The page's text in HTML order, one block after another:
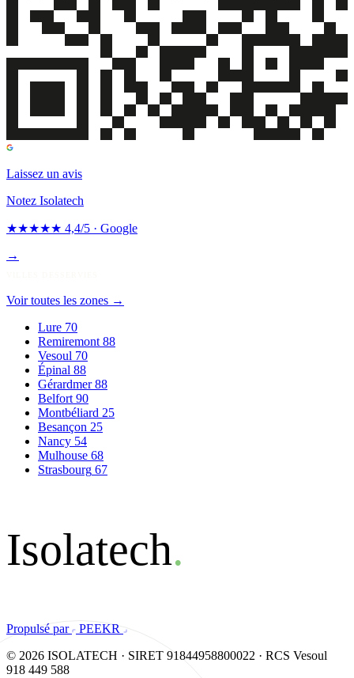
Laissez un avis
Notez Isolatech
★★★★★ 4,4/5 · Google
→
Voir toutes les zones →
Lure 70
Remiremont 88
Vesoul 70
Épinal 88
Gérardmer 88
Belfort 90
Montbéliard 25
Besançon 25
Nancy 54
Mulhouse 68
Strasbourg 67
Isolatech.
Propulsé par
PEEKR
© 2026 ISOLATECH · SIRET 91844958800022 · RCS Vesoul
918 449 588